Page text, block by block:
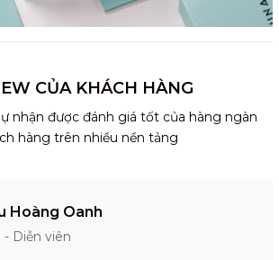
CỦA KHÁCH HÀNG
nhận được đánh giá tốt của hàng ngàn
hàng trên nhiều nền tảng
Hoàng Oanh
- Diễn viên